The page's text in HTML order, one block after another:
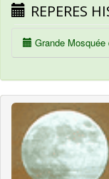
REPERES
Grande